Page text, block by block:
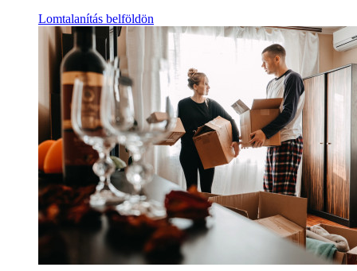
Lomtalanítás belföldön